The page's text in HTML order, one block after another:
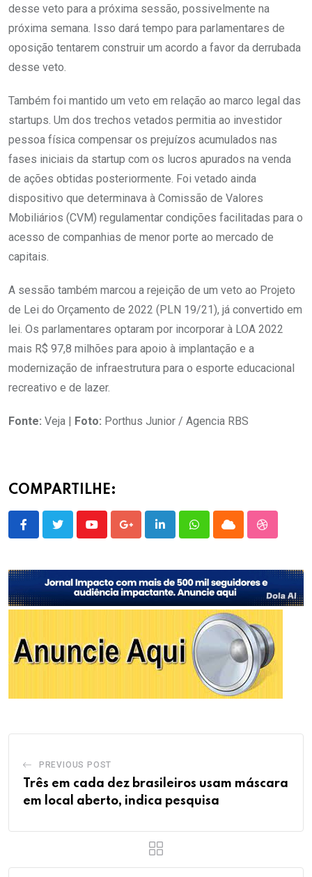
desse veto para a próxima sessão, possivelmente na
próxima semana. Isso dará tempo para parlamentares de
oposição tentarem construir um acordo a favor da derrubada
desse veto.
Também foi mantido um veto em relação ao marco legal das
startups. Um dos trechos vetados permitia ao investidor
pessoa física compensar os prejuízos acumulados nas
fases iniciais da startup com os lucros apurados na venda
de ações obtidas posteriormente. Foi vetado ainda
dispositivo que determinava à Comissão de Valores
Mobiliários (CVM) regulamentar condições facilitadas para o
acesso de companhias de menor porte ao mercado de
capitais.
A sessão também marcou a rejeição de um veto ao Projeto
de Lei do Orçamento de 2022 (PLN 19/21), já convertido em
lei. Os parlamentares optaram por incorporar à LOA 2022
mais R$ 97,8 milhões para apoio à implantação e a
modernização de infraestrutura para o esporte educacional
recreativo e de lazer.
Fonte: Veja | Foto: Porthus Junior / Agencia RBS
COMPARTILHE:
YoutubeGoogle+LinkedInWhatsappCloud
PREVIOUS POST
Três em cada dez brasileiros usam máscara
em local aberto, indica pesquisa